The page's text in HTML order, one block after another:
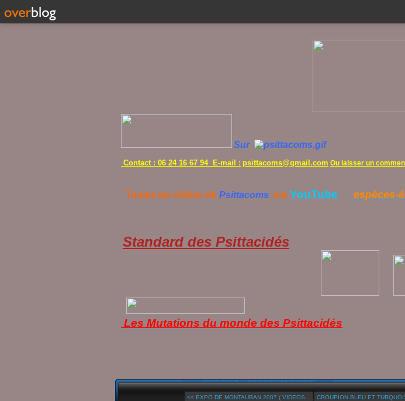
Sur
Contact : 06 24 16 67 94 E-mail : psittacoms@gmail.com Ou laisser un
Toutes les vidéos de Psittacoms surYouTube espèces-
Standard des Psittacidés
Les Mutations du monde des Psittacidés
<< EXPO DE MONTAUBAN 2007 ( VIDEOS... CROUPION BLEU ET